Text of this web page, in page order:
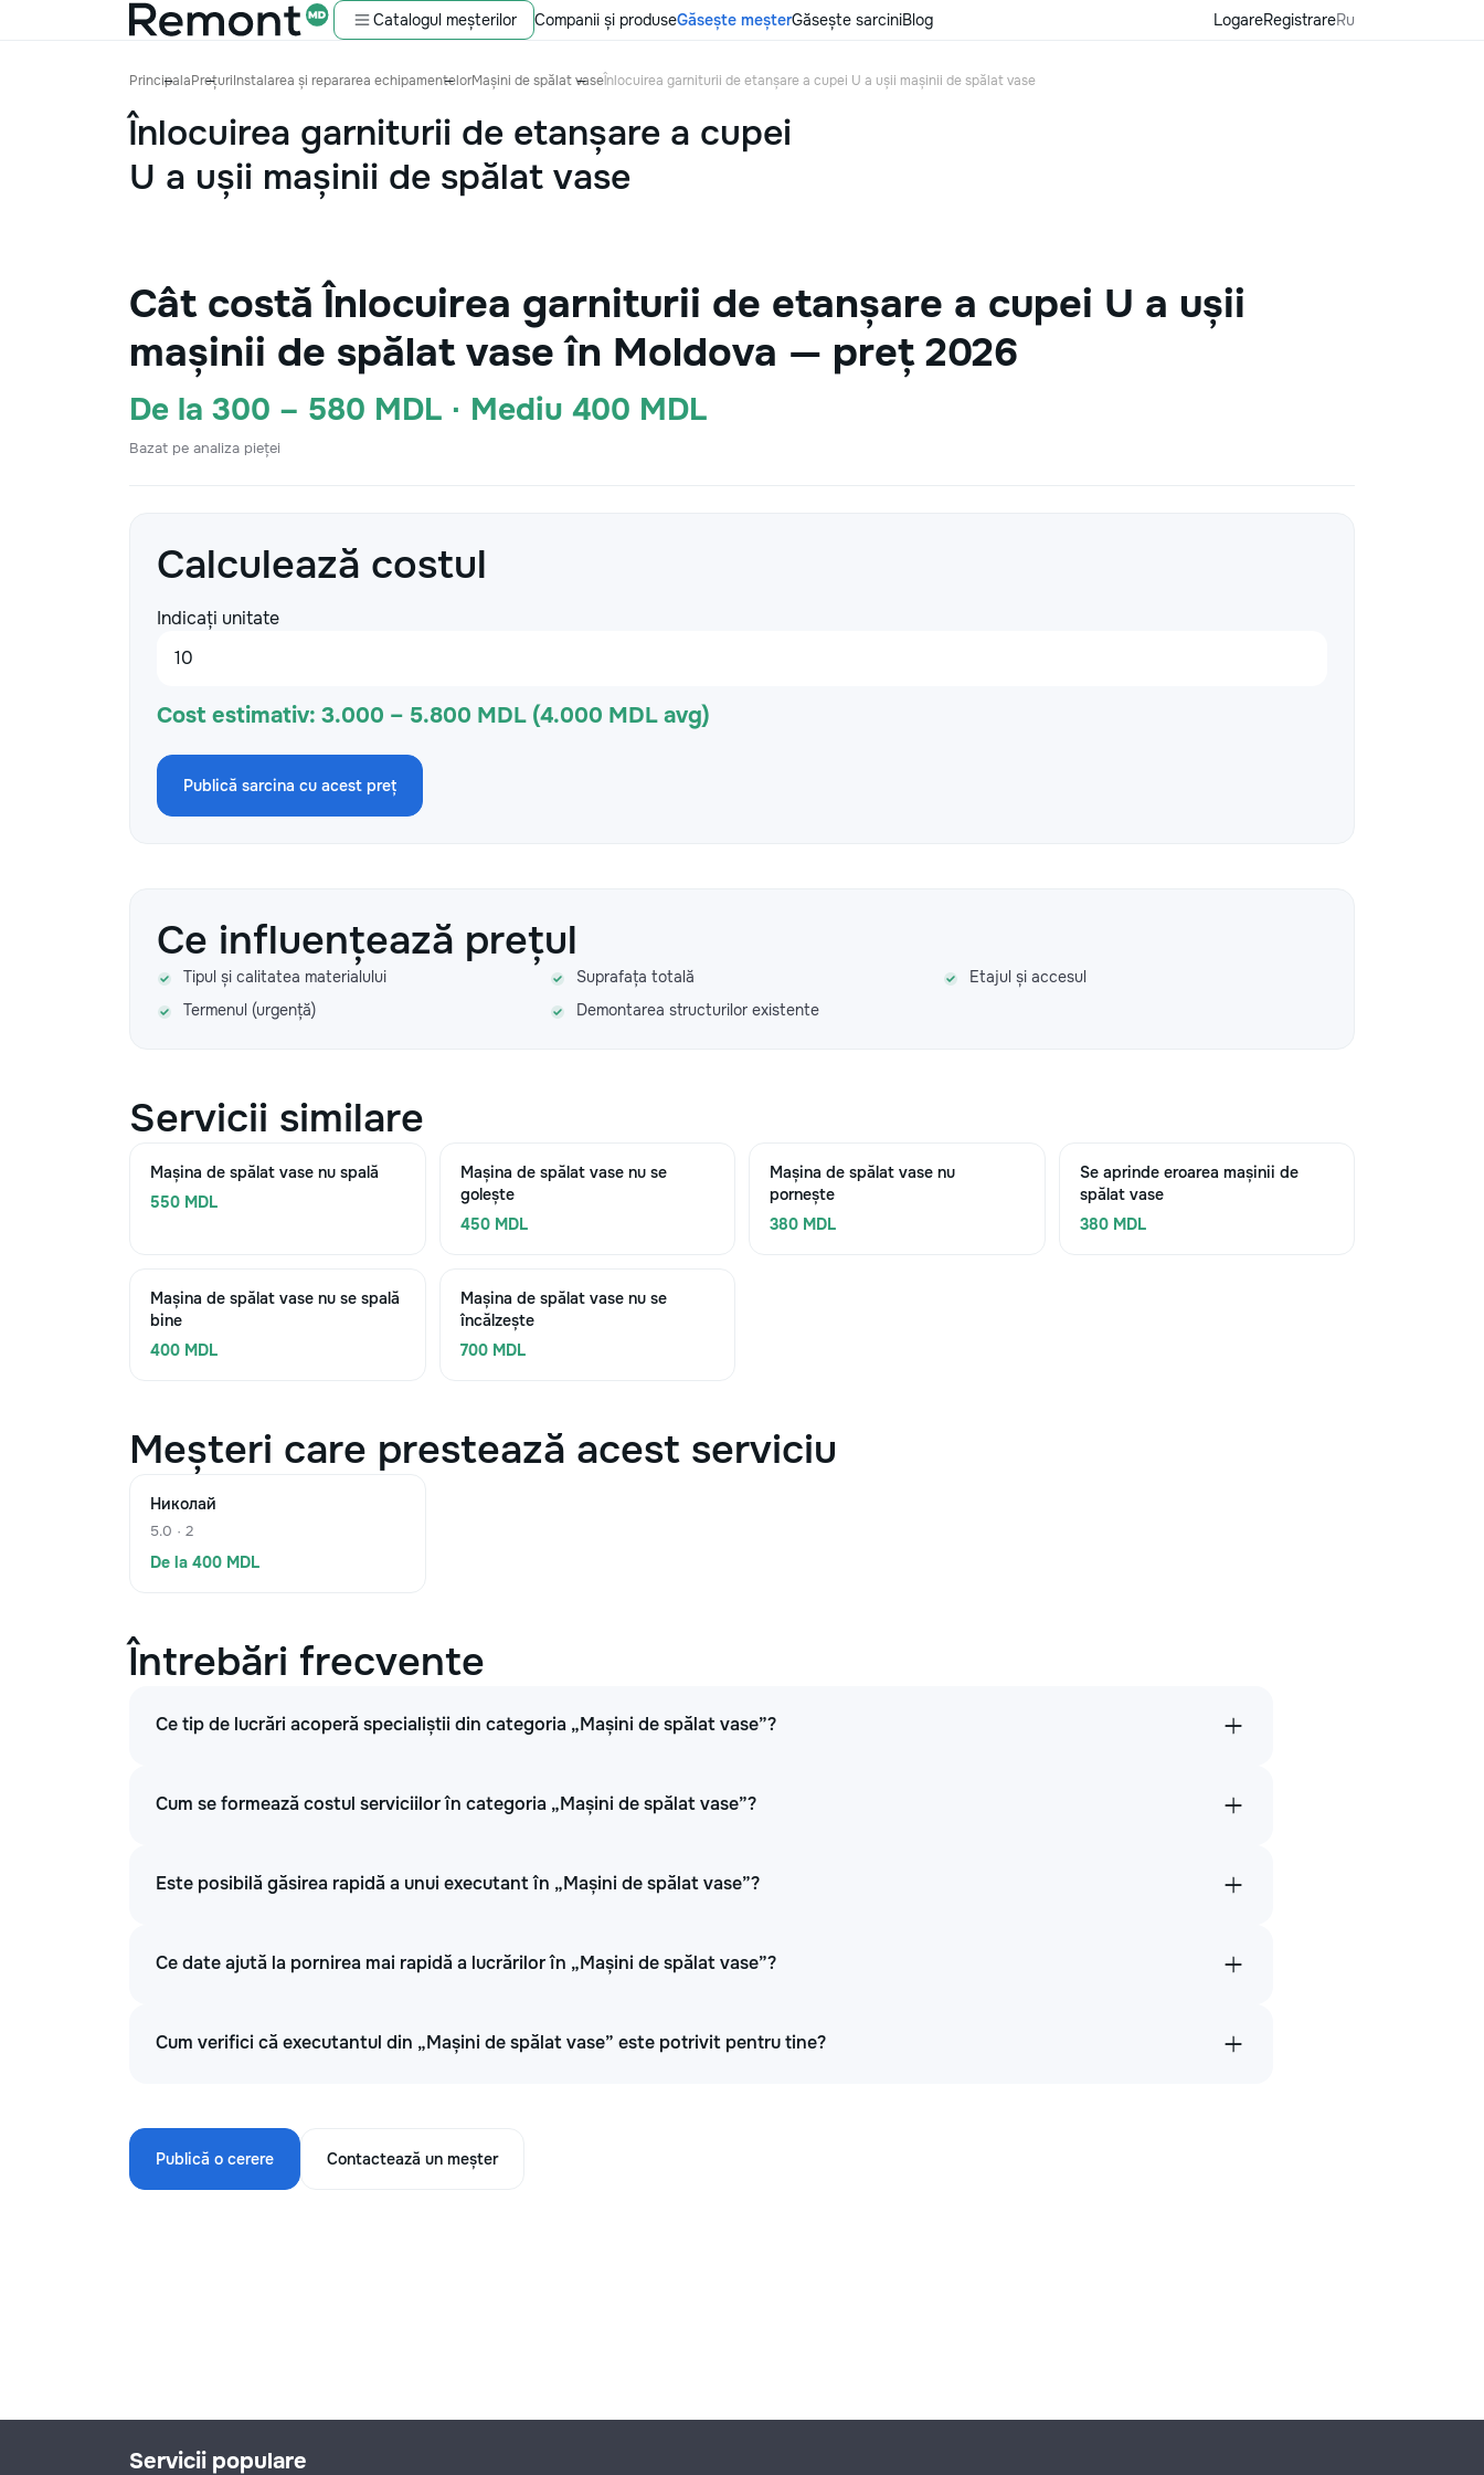
Catalogul meșterilor Companii și produseGăsește meșterGăsește sarciniBlog LogareRegistrareRu
PrincipalaPrețuriInstalarea și repararea echipamentelorMașini de spălat vaseÎnlocuirea garniturii de etanșare a cupei U a ușii mașinii de spălat vase
Înlocuirea garniturii de etanșare a cupei
U a ușii mașinii de spălat vase
Cât costă Înlocuirea garniturii de etanșare a cupei U a ușii
mașinii de spălat vase în Moldova — preț 2026
De la 300 – 580 MDL · Mediu 400 MDL
Bazat pe analiza pieței
Calculează costul
Indicați unitate
Cost estimativ: 3.000 – 5.800 MDL (4.000 MDL avg)
Publică sarcina cu acest preț
Ce influențează prețul
Tipul și calitatea materialului Suprafața totală
Etajul și accesul
Termenul (urgență)
Demontarea structurilor existente
Servicii similare
Mașina de spălat vase nu spală
550 MDL
Mașina de spălat vase nu se
golește
450 MDL
Mașina de spălat vase nu
pornește
380 MDL
Se aprinde eroarea mașinii de
spălat vase
380 MDL
Mașina de spălat vase nu se spală
bine
400 MDL
Mașina de spălat vase nu se
încălzește
700 MDL
Meșteri care prestează acest serviciu
Николай
5.0 · 2
De la 400 MDL
Întrebări frecvente
Ce tip de lucrări acoperă specialiștii din categoria „Mașini de spălat vase”?
Cum se formează costul serviciilor în categoria „Mașini de spălat vase”?
Este posibilă găsirea rapidă a unui executant în „Mașini de spălat vase”?
Ce date ajută la pornirea mai rapidă a lucrărilor în „Mașini de spălat vase”?
Cum verifici că executantul din „Mașini de spălat vase” este potrivit pentru tine?
Publică o cerere Contactează un meșter
Servicii populare